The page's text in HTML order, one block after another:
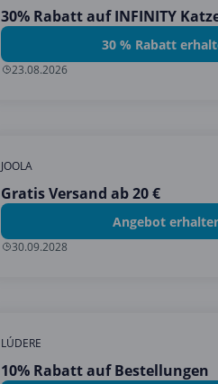
30% Rabatt auf INFINITY
30 % Rabatt
23.08.2026
JOOLA
Gratis Versand ab 20 €
Angebot
30.09.2028
LÚDERE
10% Rabatt auf Bestellungen